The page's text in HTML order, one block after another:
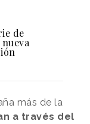
de
más de la
a través del